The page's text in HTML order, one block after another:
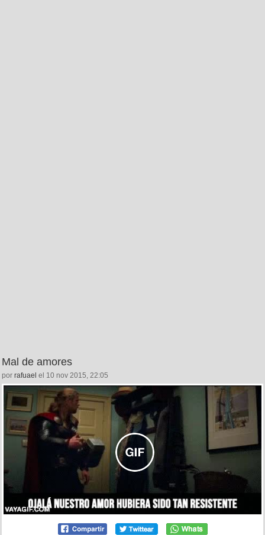
Mal de amores
por rafuael el 10 nov 2015, 22:05